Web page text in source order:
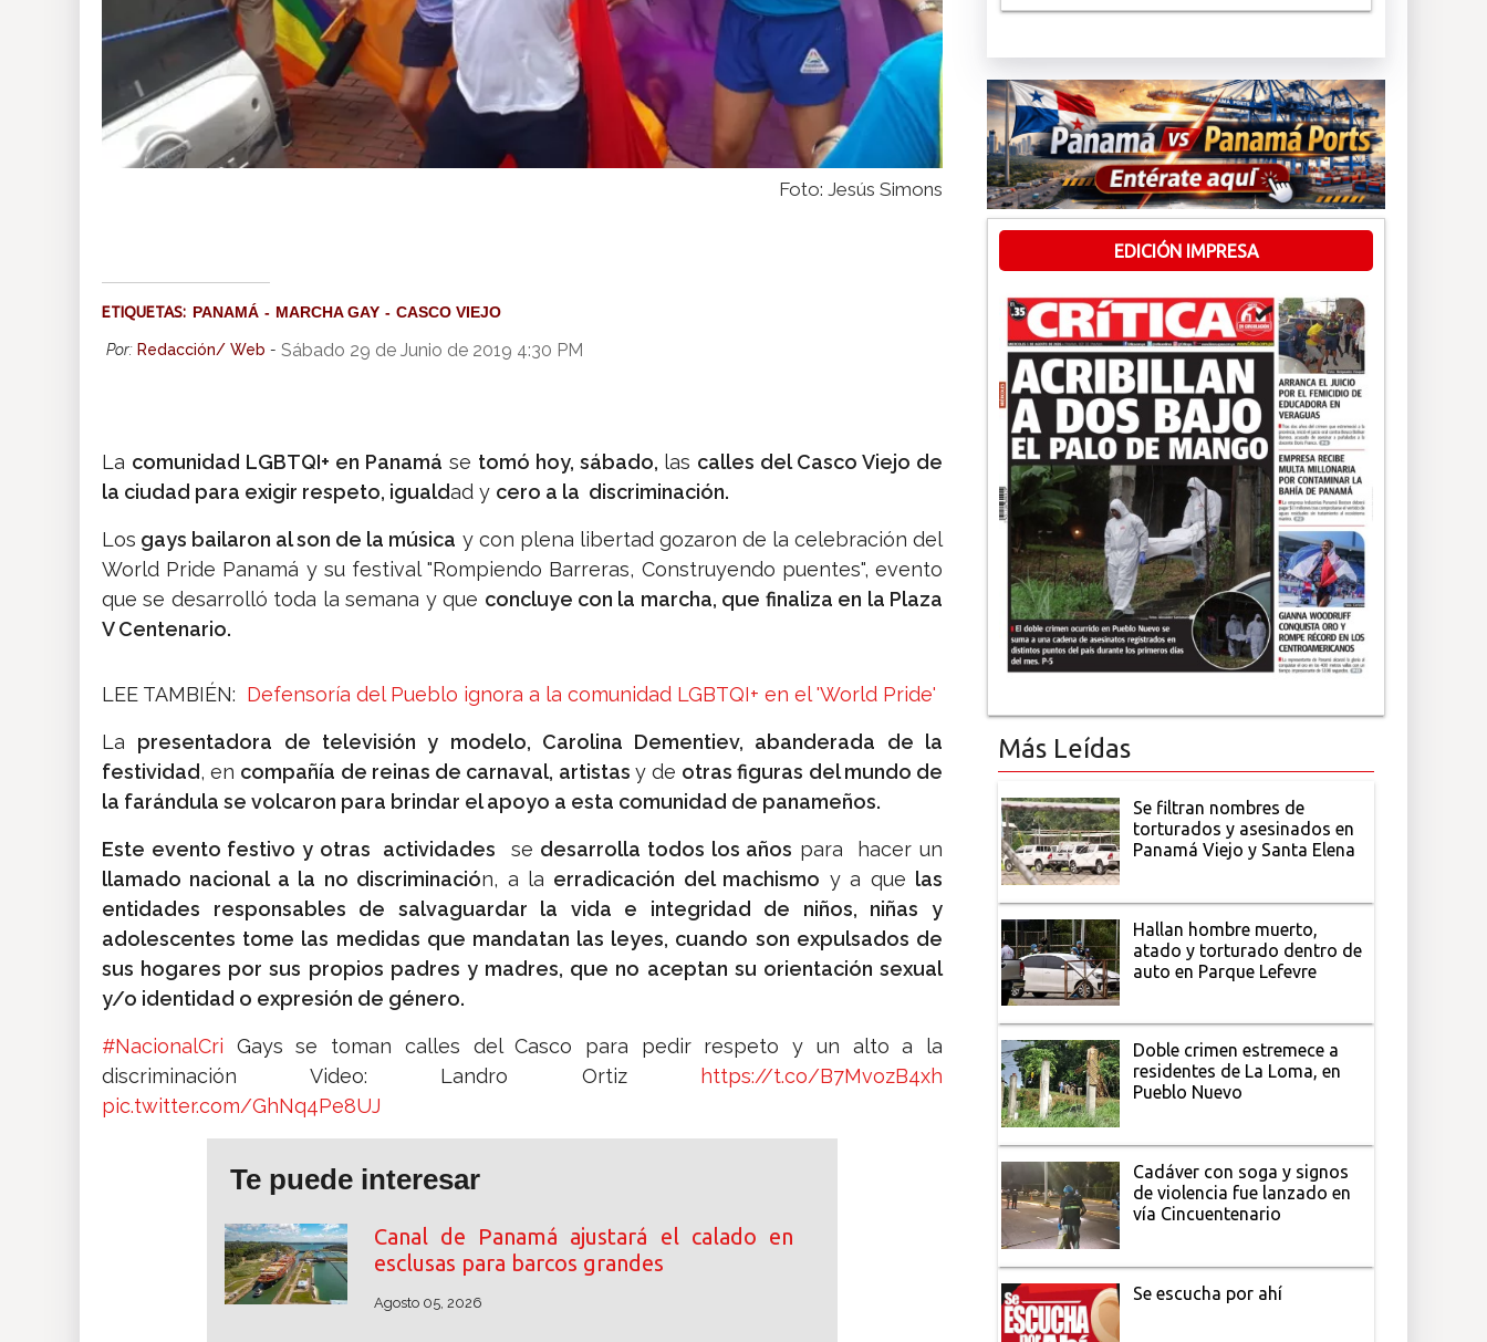
Foto: Jesús Simons
ETIQUETAS: PANAMÁ MARCHA GAY CASCO VIEJO
Por: Redacción/ Web - Sábado 29 de Junio de 2019 4:30 PM
La comunidad LGBTQI+ en Panamá se tomó hoy, sábado, las calles del Casco Viejo de
la ciudad para exigir respeto, igualdad y cero a la discriminación.
Los gays bailaron al son de la música y con plena libertad gozaron de la celebración del
World Pride Panamá y su festival "Rompiendo Barreras, Construyendo puentes", evento
que se desarrolló toda la semana y que concluye con la marcha, que finaliza en la Plaza
V Centenario.
LEE TAMBIÉN: Defensoría del Pueblo ignora a la comunidad LGBTQI+ en el 'World Pride'
La presentadora de televisión y modelo, Carolina Dementiev, abanderada de la
festividad, en compañía de reinas de carnaval, artistas y de otras figuras del mundo de
la farándula se volcaron para brindar el apoyo a esta comunidad de panameños.
Este evento festivo y otras actividades se desarrolla todos los años para hacer un
llamado nacional a la no discriminación, a la erradicación del machismo y a que las
entidades responsables de salvaguardar la vida e integridad de niños, niñas y
adolescentes tome las medidas que mandatan las leyes, cuando son expulsados de
sus hogares por sus propios padres y madres, que no aceptan su orientación sexual
y/o identidad o expresión de género.
#NacionalCri Gays se toman calles del Casco para pedir respeto y un alto a la
discriminación Video: Landro Ortiz
https://t.co/B7MvozB4xh
pic.twitter.com/GhNq4Pe8UJ
Te puede interesar
Canal de Panamá ajustará el calado en
esclusas para barcos grandes
Agosto 05, 2026
EDICIÓN IMPRESA
Más Leídas
Se filtran nombres de
torturados y asesinados en
Panamá Viejo y Santa Elena
Hallan hombre muerto,
atado y torturado dentro de
auto en Parque Lefevre
Doble crimen estremece a
residentes de La Loma, en
Pueblo Nuevo
Cadáver con soga y signos
de violencia fue lanzado en
vía Cincuentenario
Se escucha por ahí